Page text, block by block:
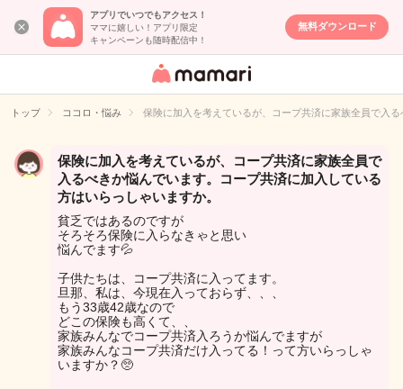
アプリでいつでもアクセス！
ママに嬉しい！アプリ限定
キャンペーンも随時配信中！
無料ダウンロード
女性専用匿名QA
イト
トップ ココロ・悩み 保険に加入を考えているが、コープ共済に家族全員で入
保険に加入を考えているが、コープ共済に家族全員で
入るべきか悩んでいます。コープ共済に加入している
方はいらっしゃいますか。
貧乏ではあるのですが
そろそろ保険に入らなきゃと思い
悩んでます💦
子供たちは、コープ共済に入ってます。
旦那、私は、今現在入っておらず、、、
もう33歳42歳なので
どこの保険も高くて、、
家族みんなでコープ共済入ろうか悩んでますが
家族みんなコープ共済だけ入ってる！って方いらっしゃ
いますか？🥺